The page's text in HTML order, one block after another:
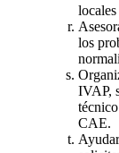
los
IVAP,
CAE.